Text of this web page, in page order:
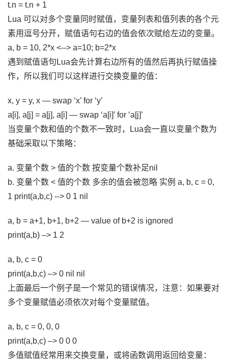
t.n = t.n + 1
Lua 可以对多个变量同时赋值，变量列表和值列表的各个元
素用逗号分开，赋值语句右边的值会依次赋给左边的变量。
a, b = 10, 2*x <--> a=10; b=2*x
遇到赋值语句Lua会先计算右边所有的值然后再执行赋值操
作，所以我们可以这样进行交换变量的值：
x, y = y, x — swap ‘x’ for ‘y’
a[i], a[j] = a[j], a[i] — swap ‘a[i]’ for ‘a[j]’
当变量个数和值的个数不一致时，Lua会一直以变量个数为
基础采取以下策略：
a. 变量个数 > 值的个数 按变量个数补足nil
b. 变量个数 < 值的个数 多余的值会被忽略 实例 a, b, c = 0,
1 print(a,b,c) --> 0 1 nil
a, b = a+1, b+1, b+2 — value of b+2 is ignored
print(a,b) –> 1 2
a, b, c = 0
print(a,b,c) –> 0 nil nil
上面最后一个例子是一个常见的错误情况，注意：如果要对
多个变量赋值必须依次对每个变量赋值。
a, b, c = 0, 0, 0
print(a,b,c) –> 0 0 0
多值赋值经常用来交换变量，或将函数调用返回给变量：